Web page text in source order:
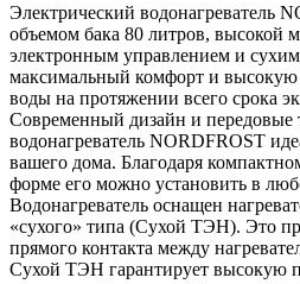
Электрический водонагреватель
объемом бака 80 литров, высокой
электронным управлением и
максимальный комфорт и высокую
воды на протяжении всего срока
Современный дизайн и передовые
водонагреватель NORDFROST
вашего дома. Благодаря
форме его можно установить в
Водонагреватель оснащен
«сухого» типа (Сухой ТЭН). Это
прямого контакта между
Сухой ТЭН гарантирует высокую